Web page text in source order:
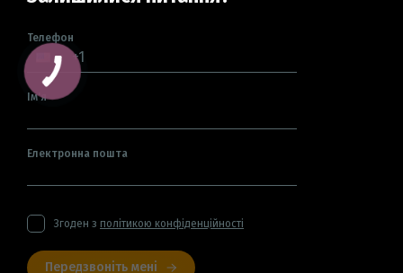
Телефон
Ім'я
Електронна пошта
Згоден з політикою конфіденційності
Передзвоніть мені